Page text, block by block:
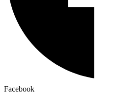
Facebook